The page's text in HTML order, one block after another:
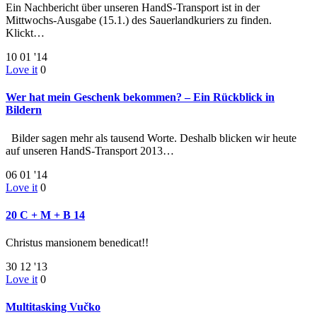
Ein Nachbericht über unseren HandS-Transport ist in der
Mittwochs-Ausgabe (15.1.) des Sauerlandkuriers zu finden.
Klickt…
10 01 '14
Love it 0
Wer hat mein Geschenk bekommen? – Ein Rückblick in
Bildern
Bilder sagen mehr als tausend Worte. Deshalb blicken wir heute
auf unseren HandS-Transport 2013…
06 01 '14
Love it 0
20 C + M + B 14
Christus mansionem benedicat!!
30 12 '13
Love it 0
Multitasking Vučko